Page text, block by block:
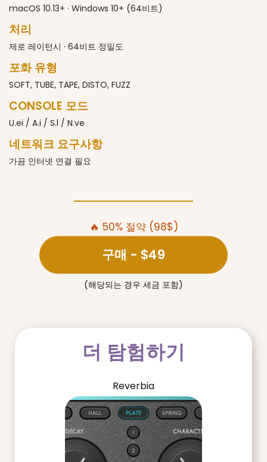
macOS 10.13+ · Windows 10+ (64비트)
처리
제로 레이턴시 · 64비트 정밀도
포화 유형
SOFT, TUBE, TAPE, DISTO, FUZZ
CONSOLE 모드
U.ei / A.i / S.l / N.ve
네트워크 요구사항
가끔 인터넷 연결 필요
🔥 50% 절약 (98$)
구매 - $49
(해당되는 경우 세금 포함)
더 탐험하기
Reverbia